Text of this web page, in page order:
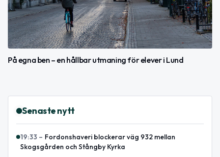
På egna ben – en hållbar utmaning för elever i Lund
Senaste nytt
19:33 – Fordonshaveri blockerar väg 932 mellan
Skogsgården och Stångby Kyrka